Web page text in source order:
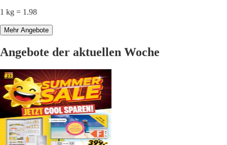
1 kg = 1.98
Mehr Angebote
Angebote der aktuellen Woche